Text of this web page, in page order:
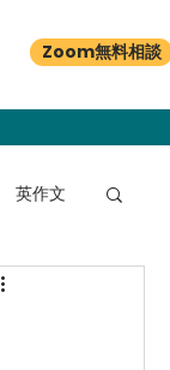
Zoom無料相談
英作文